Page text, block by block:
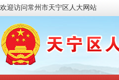
欢迎访问常州市天宁区人大网站